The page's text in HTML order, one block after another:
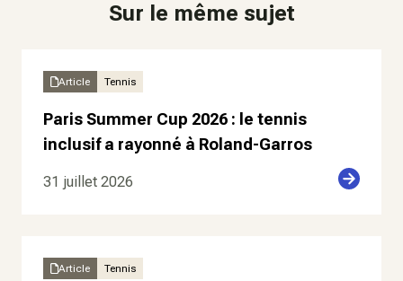
Sur le même sujet
Article Tennis
Paris Summer Cup 2026 : le tennis
inclusif a rayonné à Roland-Garros
31 juillet 2026
Article Tennis